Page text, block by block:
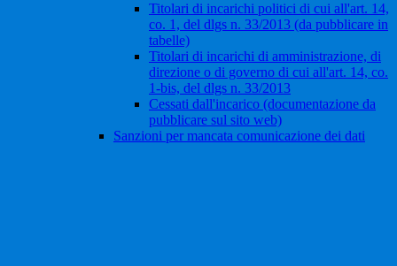
Titolari di incarichi politici di cui all'art. 14,
co. 1, del dlgs n. 33/2013 (da pubblicare in
tabelle)
Titolari di incarichi di amministrazione, di
direzione o di governo di cui all'art. 14, co.
1-bis, del dlgs n. 33/2013
Cessati dall'incarico (documentazione da
pubblicare sul sito web)
Sanzioni per mancata comunicazione dei dati